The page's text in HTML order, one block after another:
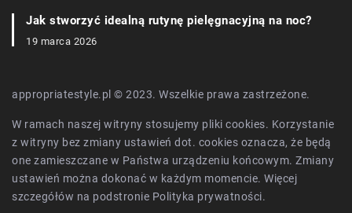
Jak stworzyć idealną rutynę pielęgnacyjną na noc?
19 marca 2026
appropriatestyle.pl © 2023. Wszelkie prawa zastrzeżone.
W ramach naszej witryny stosujemy pliki cookies. Korzystanie
z witryny bez zmiany ustawień dot. cookies oznacza, że będą
one zamieszczane w Państwa urządzeniu końcowym. Zmiany
ustawień można dokonać w każdym momencie. Więcej
szczegółów na podstronie Polityka prywatności.